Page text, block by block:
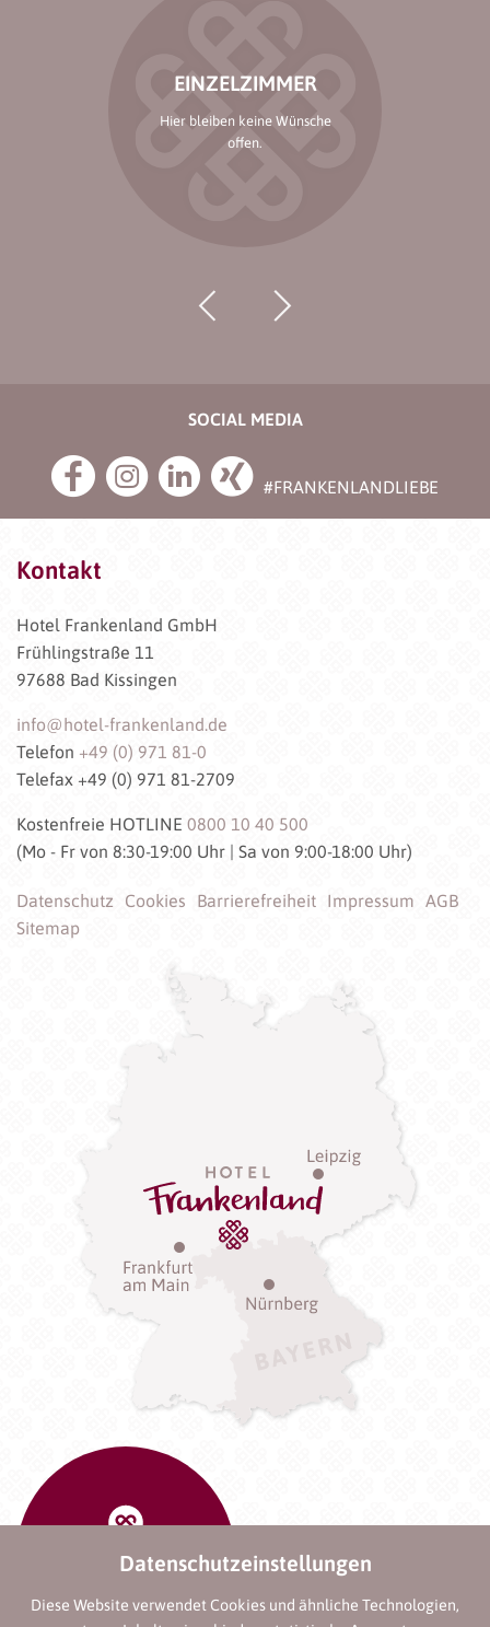
Datenschutzeinstellungen
Diese Website verwendet Cookies und ähnliche Technologien,
EINZELZIMMER
Hier bleiben keine Wünsche
offen.
SOCIAL MEDIA
#FRANKENLANDLIEBE
Kontakt
Hotel Frankenland GmbH
Frühlingstraße 11
97688 Bad Kissingen
info@hotel-frankenland.de
Telefon +49 (0) 971 81-0
Telefax +49 (0) 971 81-2709
Kostenfreie HOTLINE 0800 10 40 500
(Mo - Fr von 8:30-19:00 Uhr | Sa von 9:00-18:00 Uhr)
Datenschutz Cookies Barrierefreiheit Impressum
AGB
Sitemap